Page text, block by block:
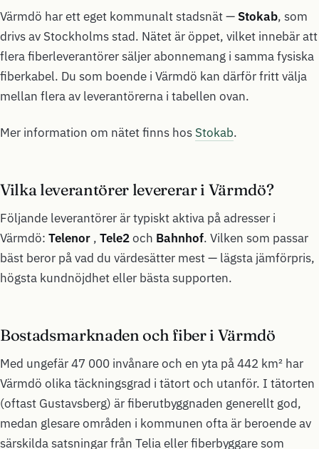
Värmdö har ett eget kommunalt stadsnät — Stokab, som
drivs av Stockholms stad. Nätet är öppet, vilket innebär att
flera fiberleverantörer säljer abonnemang i samma fysiska
fiberkabel. Du som boende i Värmdö kan därför fritt välja
mellan flera av leverantörerna i tabellen ovan.
Mer information om nätet finns hos Stokab.
Vilka leverantörer levererar i Värmdö?
Följande leverantörer är typiskt aktiva på adresser i
Värmdö: Telenor , Tele2och Bahnhof. Vilken som passar
bäst beror på vad du värdesätter mest — lägsta jämförpris,
högsta kundnöjdhet eller bästa supporten.
Bostadsmarknaden och fiber i Värmdö
Med ungefär 47 000 invånare och en yta på 442 km² har
Värmdö olika täckningsgrad i tätort och utanför. I tätorten
(oftast Gustavsberg) är fiberutbyggnaden generellt god,
medan glesare områden i kommunen ofta är beroende av
särskilda satsningar från Telia eller fiberbyggare som